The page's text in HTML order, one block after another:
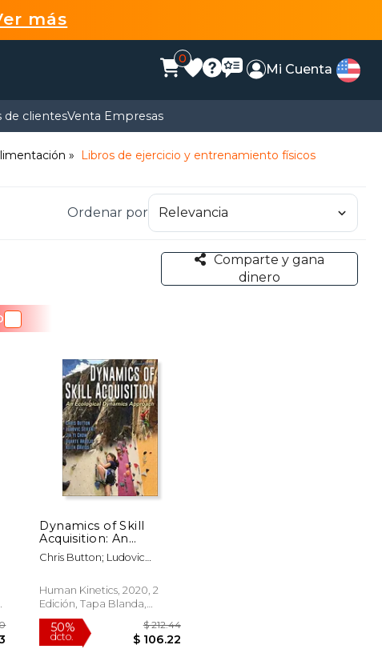
más
0
Mi Cuenta
de clientesVenta Empresas
Libros de ejercicio y entrenamiento físicos
Ordenar por
Comparte y gana
dinero
Dynamics of Skill
Acquisition: An
Ecological Dynamics
Approach (en Inglés)
Chris Button; Ludovic
Araujo; Keith Davids
Human Kinetics, 2020, 2
Edición, Tapa Blanda,
Nuevo